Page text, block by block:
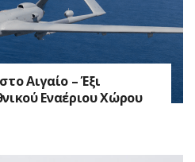
Αιγαίο – Έξι
Εναέριου Χώρου